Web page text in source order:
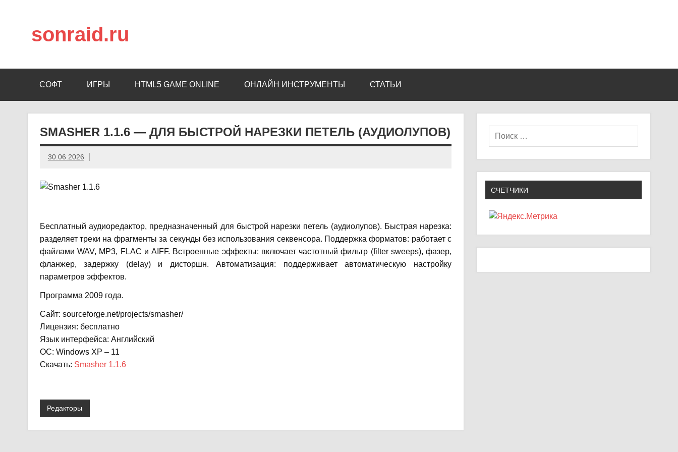
sonraid.ru
СОФТ ИГРЫ HTML5 GAME ONLINE ОНЛАЙН ИНСТРУМЕНТЫ СТАТЬИ
SMASHER 1.1.6 — ДЛЯ БЫСТРОЙ НАРЕЗКИ ПЕТЕЛЬ (АУДИОЛУПОВ)
30.06.2026
Бесплатный аудиоредактор, предназначенный для быстрой нарезки петель (аудиолупов). Быстрая нарезка:
разделяет треки на фрагменты за секунды без использования секвенсора. Поддержка форматов: работает с
файлами WAV, MP3, FLAC и AIFF. Встроенные эффекты: включает частотный фильтр (filter sweeps), фазер,
фланжер, задержку (delay) и дисторшн. Автоматизация: поддерживает автоматическую настройку
параметров эффектов.
Программа 2009 года.
Сайт: sourceforge.net/projects/smasher/
Лицензия: бесплатно
Язык интерфейса: Английский
ОС: Windows XP – 11
Скачать: Smasher 1.1.6
Редакторы
СЧЕТЧИКИ